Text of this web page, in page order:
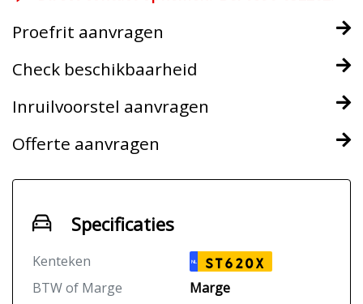
Proefrit aanvragen
Check beschikbaarheid
Inruilvoorstel aanvragen
Offerte aanvragen
Specificaties
Kenteken NL ST620X
BTW of Marge
Marge